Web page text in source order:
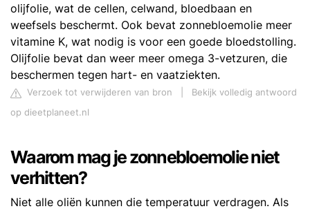
olijfolie, wat de cellen, celwand, bloedbaan en
weefsels beschermt. Ook bevat zonnebloemolie meer
vitamine K, wat nodig is voor een goede bloedstolling.
Olijfolie bevat dan weer meer omega 3-vetzuren, die
beschermen tegen hart- en vaatziekten.
Verzoek tot verwijderen van bron
Bekijk volledig antwoord
op dieetplaneet.nl
Waarom mag je zonnebloemolie niet
verhitten?
Niet alle oliën kunnen die temperatuur verdragen. Als